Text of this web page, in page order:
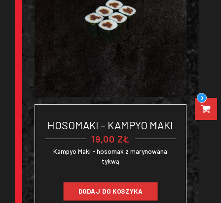
HOSOMAKI – KAMPYO MAKI
19,00 ZŁ
Kampyo Maki - hosomak z marynowana
tykwą
DODAJ DO KOSZYKA
0